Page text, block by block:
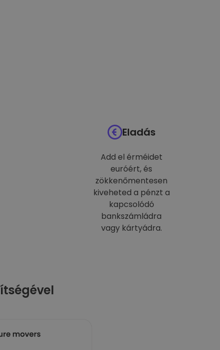
Eladás
Add el érméidet
euróért, és
zökkenőmentesen
kiveheted a pénzt a
kapcsolódó
bankszámládra
vagy kártyádra.